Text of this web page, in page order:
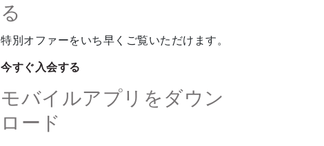
る
特別オファーをいち早くご覧いただけます。
今すぐ入会する
モバイルアプリをダウン
ロード